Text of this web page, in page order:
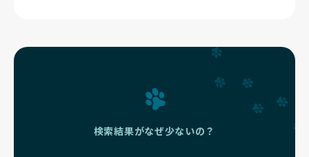
検索結果がなぜ少ないの？